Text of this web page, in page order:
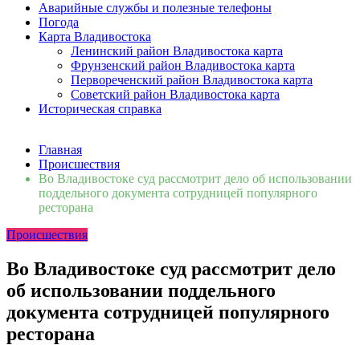
Владивосток — городской сайт
Аварийные службы и полезные телефоны
Погода
Карта Владивостока
Ленинский район Владивостока карта
Фрунзенский район Владивостока карта
Первореченский район Владивостока карта
Советский район Владивостока карта
Историческая справка
Сломалась бытовая техника во Владивостоке: как
быстро вернуть комфорт в дом и из...06.08.2026
Мобильная реклама на общественном транспорте: как
раскрутить бренд во Владивосто...
реку Объяснения и обяжут их у...
во Владивостоке прошла мас...07.07.2026
Вельгодский Олег Николаевич15.03.2026
Бочин Сергей Витальевич15.03.2026
Ходнева Василиса Валентиновна15.03.2026
Глушко Вячеслав Викторович15.03.2026
Аксенов Александр Валентинович
Главная
Происшествия
Во Владивостоке суд рассмотрит дело об использовании
поддельного документа сотрудницей популярного
ресторана
Происшествия
Во Владивостоке суд рассмотрит дело
об использовании поддельного
документа сотрудницей популярного
ресторана